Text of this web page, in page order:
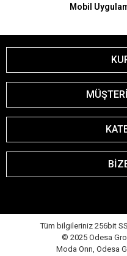
Mobil
Tüm bilgileriniz 256bit
© 2025 Odesa
Moda Onn, Odesa